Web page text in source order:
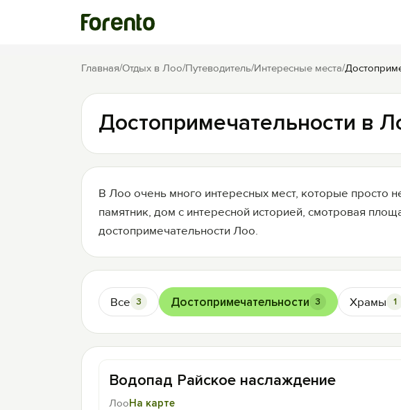
Главная/Отдых в Лоо/Путеводитель/Интересные места/
Достопримечательности в
В Лоо очень много интересных мест, которые просто
памятник, дом с интересной историей, смотровая
достопримечательности Лоо.
Все 3 Достопримечательности 3 Храмы 1
Водопад Райское наслаждение
ЛооНа карте